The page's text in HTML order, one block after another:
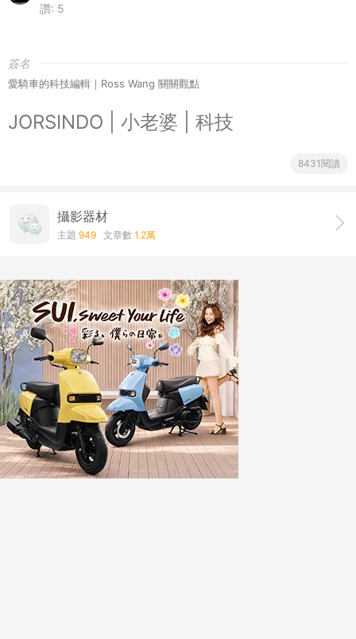
讚: 5
簽名
愛騎車的科技編輯｜Ross Wang 關關觀點
JORSINDO | 小老婆 | 科技
8431閱讀
攝影器材
主題 949 文章數 1.2萬